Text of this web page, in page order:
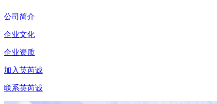
公司简介
企业文化
企业资质
加入英芮诚
联系英芮诚